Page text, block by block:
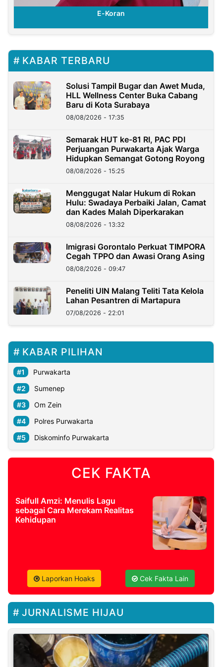
E-Koran
KABAR TERBARU
Solusi Tampil Bugar dan Awet Muda,
HLL Wellness Center Buka Cabang
Baru di Kota Surabaya
08/08/2026 - 17:35
Semarak HUT ke-81 RI, PAC PDI
Perjuangan Purwakarta Ajak Warga
Hidupkan Semangat Gotong Royong
08/08/2026 - 15:25
Menggugat Nalar Hukum di Rokan
Hulu: Swadaya Perbaiki Jalan, Camat
dan Kades Malah Diperkarakan
08/08/2026 - 13:32
Imigrasi Gorontalo Perkuat TIMPORA
Cegah TPPO dan Awasi Orang Asing
08/08/2026 - 09:47
Peneliti UIN Malang Teliti Tata Kelola
Lahan Pesantren di Martapura
07/08/2026 - 22:01
KABAR PILIHAN
Purwakarta
Sumenep
Om Zein
Polres Purwakarta
Diskominfo Purwakarta
CEK FAKTA
Saifull Amzi: Menulis Lagu
sebagai Cara Merekam Realitas
Kehidupan
Laporkan Hoaks Cek Fakta Lain
JURNALISME HIJAU